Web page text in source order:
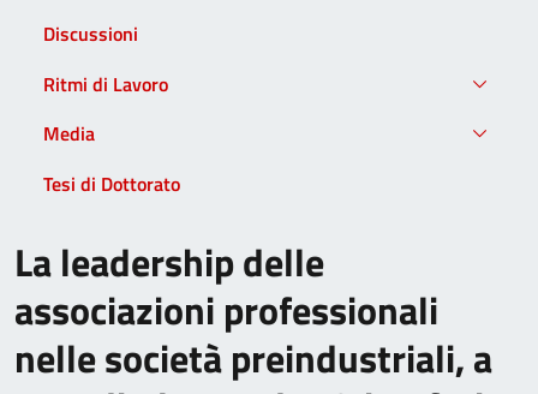
La leadership delle
associazioni professionali
nelle società preindustriali, a
Discussioni
Ritmi di Lavoro
Media
Tesi di Dottorato